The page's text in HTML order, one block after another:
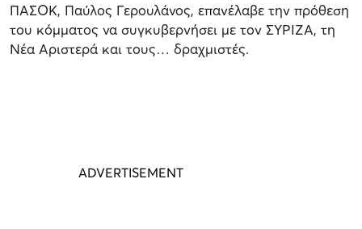
ΠΑΣΟΚ, Παύλος Γερουλάνος, επανέλαβε την πρόθεση
του κόμματος να συγκυβερνήσει με τον ΣΥΡΙΖΑ, τη
Νέα Αριστερά και τους… δραχμιστές.